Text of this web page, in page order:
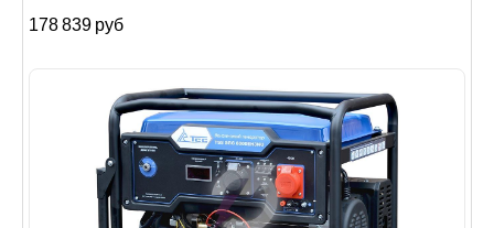
178 839 руб